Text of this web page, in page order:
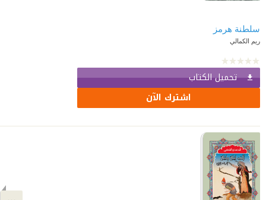
سلطنة هرمز
ريم الكمالي
تحميل الكتاب
اشترك الآن